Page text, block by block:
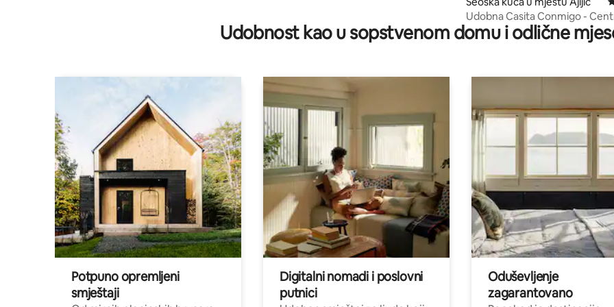
Udobna Casita Conmigo - Centralno selo
Ajijic
Udobnost kao u sopstvenom domu i odlične
Potpuno opremljeni
smještaji
Digitalni nomadi i poslovni
putnici
Oduševljenje
zagarantovano